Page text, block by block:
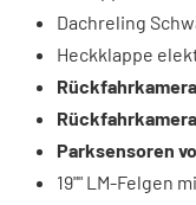
Dachreling
Heckklappe
Rückfahrkamera
Parksensoren
19"" LM-Felgen